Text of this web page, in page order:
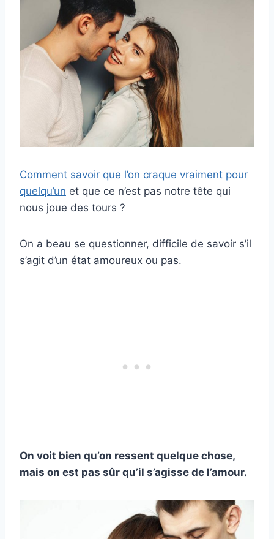
Comment savoir que l’on craque vraiment pour
quelqu’un et que ce n’est pas notre tête qui
nous joue des tours ?
On a beau se questionner, difficile de savoir s’il
s’agit d’un état amoureux ou pas.
On voit bien qu’on ressent quelque chose,
mais on est pas sûr qu’il s’agisse de l’amour.